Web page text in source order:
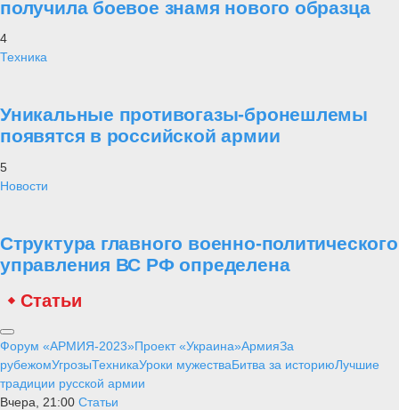
получила боевое знамя нового образца
4
Техника
Уникальные противогазы-бронешлемы
появятся в российской армии
5
Новости
Структура главного военно-политического
управления ВС РФ определена
Статьи
Форум «АРМИЯ-2023»Проект «Украина»АрмияЗа
рубежомУгрозыТехникаУроки мужестваБитва за историюЛучшие
традиции русской армии
Вчера, 21:00 Статьи